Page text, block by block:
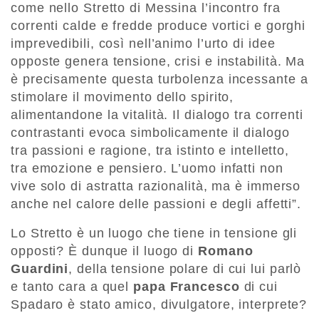
come nello Stretto di Messina l’incontro fra
correnti calde e fredde produce vortici e gorghi
imprevedibili, così nell’animo l’urto di idee
opposte genera tensione, crisi e instabilità. Ma
è precisamente questa turbolenza incessante a
stimolare il movimento dello spirito,
alimentandone la vitalità. Il dialogo tra correnti
contrastanti evoca simbolicamente il dialogo
tra passioni e ragione, tra istinto e intelletto,
tra emozione e pensiero. L’uomo infatti non
vive solo di astratta razionalità, ma è immerso
anche nel calore delle passioni e degli affetti”.
Lo Stretto è un luogo che tiene in tensione gli
opposti? È dunque il luogo di Romano
Guardini, della tensione polare di cui lui parlò
e tanto cara a quel
papa Francesco di cui
Spadaro è stato amico, divulgatore, interprete?